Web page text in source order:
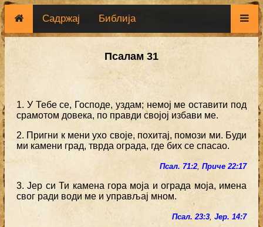
Садржај Библија
Псалам 31
1. У Тебе се, Господе, уздам; немој ме оставити под
срамотом довека, по правди својој избави ме.
2. Пригни к мени ухо своје, похитај, помози ми. Буди
ми камени град, тврда ограда, где бих се спасао.
Псал. 71:2, Приче 22:17
3. Јер си Ти камена гора моја и ограда моја, имена
свог ради води ме и управљај мном.
Псал. 23:3, Јер. 14:7